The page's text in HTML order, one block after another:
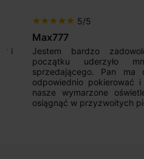
starstarstarstar 5/5
Max777
Jestem bardzo
początku uderzyło mnie
sprzedającego. Pan ma
odpowiednio pokierować i
nasze wymarzone
osiągnąć w przyzwoitych